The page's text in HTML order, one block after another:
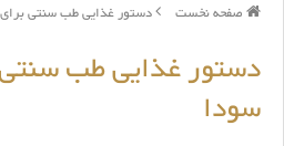
صفحه نخست دستور غذایی طب سنتی برای
دستور غذایی طب سنتی
سودا